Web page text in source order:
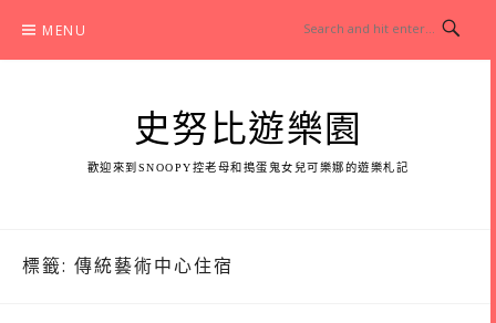
content
MENU
史努比遊樂園
歡迎來到SNOOPY控老母和搗蛋鬼女兒可樂娜的遊樂札記
標籤: 傳統藝術中心住宿